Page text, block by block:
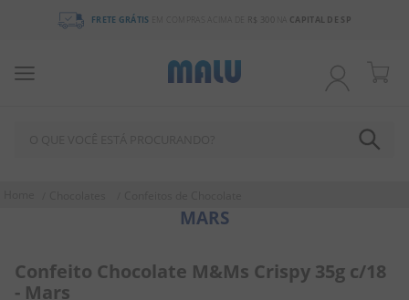
FRETE GRÁTIS R$ 300 CAPITAL DE SP
MARS
Confeito Chocolate M&Ms Crispy 35g c/18
- Mars
1º
3º
pirulito